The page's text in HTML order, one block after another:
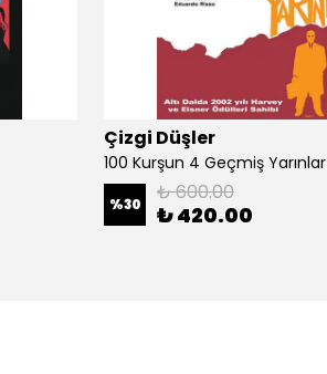
Çizgi Düşler
100 Kurşun 4 Geçmiş Yarınlar
%30 ₺ 600.00
₺ 420.00